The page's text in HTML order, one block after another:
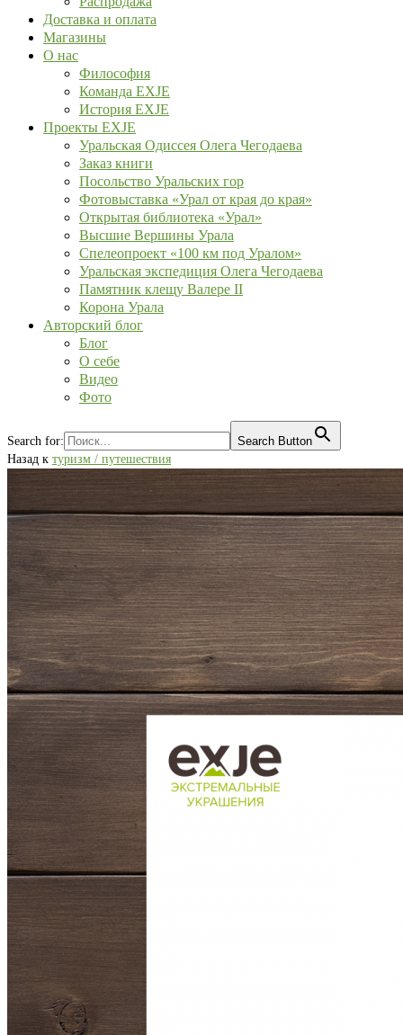
Доставка и оплата
Магазины
О нас
Философия
Команда EXJE
История EXJE
Проекты EXJE
Уральская Одиссея Олега Чегодаева
Заказ книги
Посольство Уральских гор
Фотовыставка «Урал от края до края»
Открытая библиотека «Урал»
Высшие Вершины Урала
Спелеопроект «100 км под Уралом»
Уральская экспедиция Олега Чегодаева
Памятник клещу Валере II
Корона Урала
Авторский блог
Блог
О себе
Видео
Фото
Search for:
Search Button
Назад к туризм / путешествия